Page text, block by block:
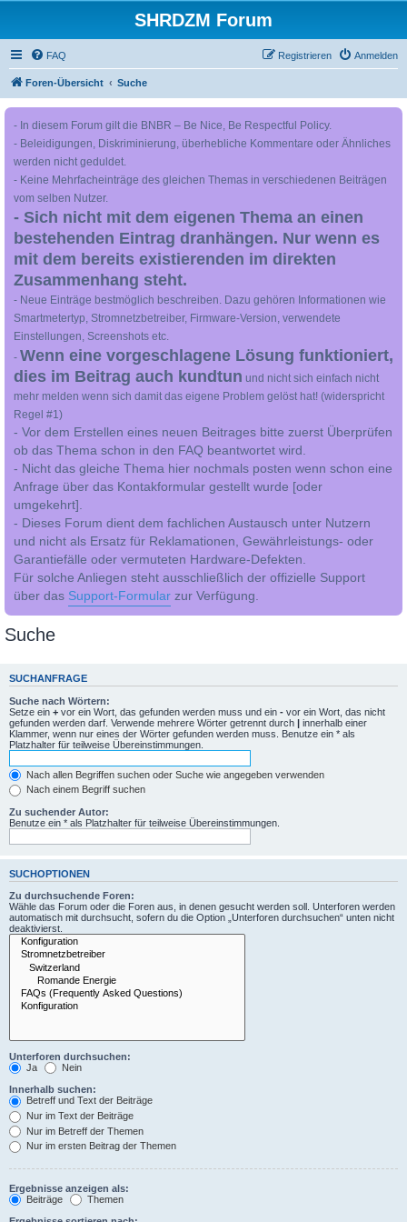
SHRDZM Forum
FAQ Anmelden
Registrieren
Foren-Übersicht Suche
- In diesem Forum gilt die BNBR – Be Nice, Be Respectful Policy.
- Beleidigungen, Diskriminierung, überhebliche Kommentare oder Ähnliches
werden nicht geduldet.
- Keine Mehrfacheinträge des gleichen Themas in verschiedenen Beiträgen
vom selben Nutzer.
- Sich nicht mit dem eigenen Thema an einen
bestehenden Eintrag dranhängen. Nur wenn es
mit dem bereits existierenden im direkten
Zusammenhang steht.
- Neue Einträge bestmöglich beschreiben. Dazu gehören Informationen wie
Smartmetertyp, Stromnetzbetreiber, Firmware-Version, verwendete
Einstellungen, Screenshots etc.
- Wenn eine vorgeschlagene Lösung funktioniert,
dies im Beitrag auch kundtun und nicht sich einfach nicht
mehr melden wenn sich damit das eigene Problem gelöst hat! (widerspricht
Regel #1)
- Vor dem Erstellen eines neuen Beitrages bitte zuerst Überprüfen
ob das Thema schon in den FAQ beantwortet wird.
- Nicht das gleiche Thema hier nochmals posten wenn schon eine
Anfrage über das Kontakformular gestellt wurde [oder
umgekehrt].
- Dieses Forum dient dem fachlichen Austausch unter Nutzern
und nicht als Ersatz für Reklamationen, Gewährleistungs- oder
Garantiefälle oder vermuteten Hardware-Defekten.
Für solche Anliegen steht ausschließlich der offizielle Support
über das Support-Formular zur Verfügung.
Suche
SUCHANFRAGE
Suche nach Wörtern:
Setze ein + vor ein Wort, das gefunden werden muss und ein - vor ein Wort, das nicht
gefunden werden darf. Verwende mehrere Wörter getrennt durch | innerhalb einer
Klammer, wenn nur eines der Wörter gefunden werden muss. Benutze ein * als
Platzhalter für teilweise Übereinstimmungen.
Nach allen Begriffen suchen oder Suche wie angegeben verwenden
Nach einem Begriff suchen
Zu suchender Autor:
Benutze ein * als Platzhalter für teilweise Übereinstimmungen.
SUCHOPTIONEN
Zu durchsuchende Foren:
Wähle das Forum oder die Foren aus, in denen gesucht werden soll. Unterforen werden
automatisch mit durchsucht, sofern du die Option „Unterforen durchsuchen“ unten nicht
deaktivierst.
Unterforen durchsuchen:
Ja
Nein
Innerhalb suchen:
Betreff und Text der Beiträge
Nur im Text der Beiträge
Nur im Betreff der Themen
Nur im ersten Beitrag der Themen
Ergebnisse anzeigen als:
Beiträge
Themen